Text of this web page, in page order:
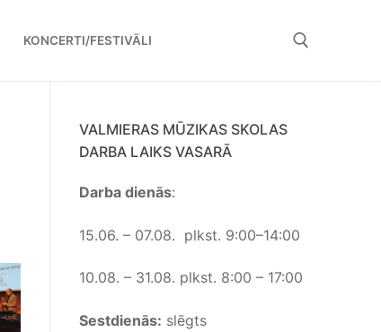
KONCERTI/FESTIVĀLI
VALMIERAS MŪZIKAS SKOLAS
DARBA LAIKS VASARĀ
Darba dienās:
15.06. – 07.08. plkst. 9:00–14:00
10.08. – 31.08. plkst. 8:00 – 17:00
Sestdienās: slēgts